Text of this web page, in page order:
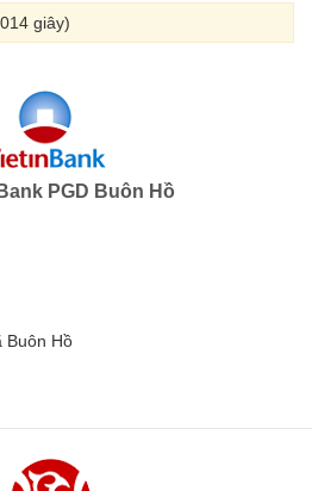
giây)
PGD Buôn Hồ
Buôn Hồ